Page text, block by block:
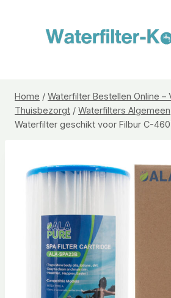
Home / Waterfilter Bestellen Online –
Thuisbezorgt / Waterfilters Algemeen
Waterfilter geschikt voor Filbur C-